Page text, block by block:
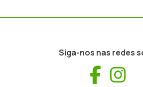
Siga-nos nas redes